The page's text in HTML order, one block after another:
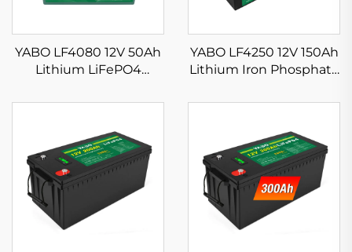
YABO LF4080 12V 50Ah
Lithium LiFePO4
Lithium Iron Phosphate
Camping Solar Off Grid
YABO LF4250 12V 150Ah
Lithium Iron Phosphate
Kalidad na Lithium
Pack Na May BMS